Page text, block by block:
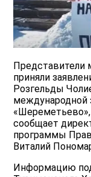
приняли
Розгельды
международной
сообщает
программы
Виталий
Информацию